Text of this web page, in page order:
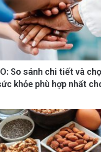
So sánh chi tiết và
khỏe phù hợp nhất